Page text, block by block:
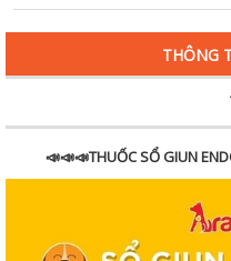
THÔNG
📣📣📣THUỐC SỔ GIUN